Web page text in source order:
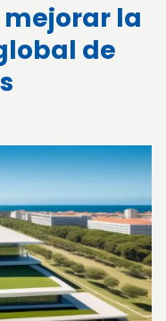
la
de